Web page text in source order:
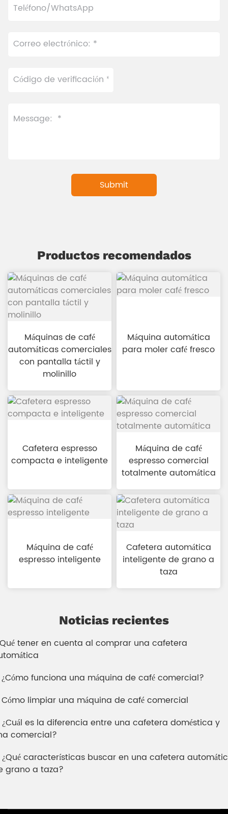
Productos recomendados
Máquinas de café
automáticas comerciales
con pantalla táctil y
molinillo
Máquina automática
para moler café fresco
Cafetera espresso
compacta e inteligente
Máquina de café
espresso comercial
totalmente automática
Máquina de café
espresso inteligente
Cafetera automática
inteligente de grano a
taza
Noticias recientes
Qué tener en cuenta al comprar una cafetera
¿Cómo funciona una máquina de café comercial?
Cómo limpiar una máquina de café comercial
¿Cuál es la diferencia entre una cafetera doméstica y
comercial?
¿Qué características buscar en una cafetera
grano a taza?